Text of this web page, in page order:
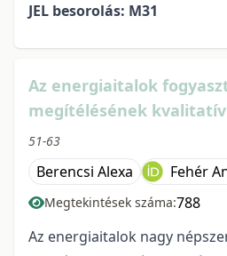
JEL besorolás: M31
Az energiaitalok
megítélésének
51-63
Berencsi Alexa Fehér
Megtekintések száma:788
Az energiaitalok nagy